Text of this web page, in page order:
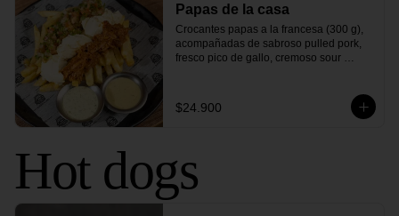
Papas de la casa
Crocantes papas a la francesa (300 g),
acompañadas de sabroso pulled pork,
fresco pico de gallo, cremoso sour
sabores que elevará tus papas a otro
nivel.
$24.900
Hot dogs